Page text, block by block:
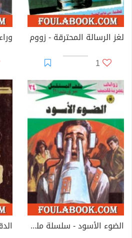
لغز الرسالة المحترقة - زووم
1
الضوء الأسود - سلسلة ملف المستقبل